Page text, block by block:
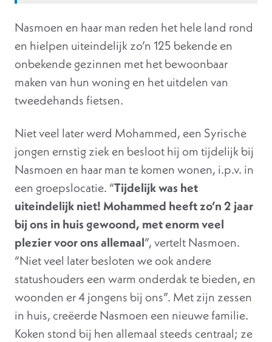
Nasmoen en haar man reden het hele land rond
en hielpen uiteindelijk zo’n 125 bekende en
onbekende gezinnen met het bewoonbaar
maken van hun woning en het uitdelen van
tweedehands fietsen.
Niet veel later werd Mohammed, een Syrische
jongen ernstig ziek en besloot hij om tijdelijk bij
Nasmoen en haar man te komen wonen, i.p.v. in
een groepslocatie. “Tijdelijk was het
uiteindelijk niet! Mohammed heeft zo’n 2 jaar
bij ons in huis gewoond, met enorm veel
plezier voor ons allemaal”, vertelt Nasmoen.
“Niet veel later besloten we ook andere
statushouders een warm onderdak te bieden, en
woonden er 4 jongens bij ons”. Met zijn zessen
in huis, creëerde Nasmoen een nieuwe familie.
Koken stond bij hen allemaal steeds centraal; ze